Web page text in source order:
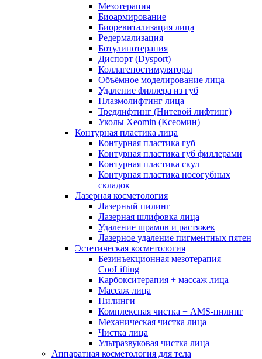
Мезотерапия
Биоармирование
Биоревитализация лица
Редермализация
Ботулинотерапия
Диспорт (Dysport)
Коллагеностимуляторы
Объёмное моделирование лица
Удаление филлера из губ
Плазмолифтинг лица
Тредлифтинг (Нитевой лифтинг)
Уколы Xeomin (Ксеомин)
Контурная пластика лица
Контурная пластика губ
Контурная пластика губ филлерами
Контурная пластика скул
Контурная пластика носогубных
складок
Лазерная косметология
Лазерный пилинг
Лазерная шлифовка лица
Удаление шрамов и растяжек
Лазерное удаление пигментных пятен
Эстетическая косметология
Безинъекционная мезотерапия
CooLifting
Карбокситерапия + массаж лица
Массаж лица
Пилинги
Комплексная чистка + AMS-пилинг
Механическая чистка лица
Чистка лица
Ультразвуковая чистка лица
Аппаратная косметология для тела